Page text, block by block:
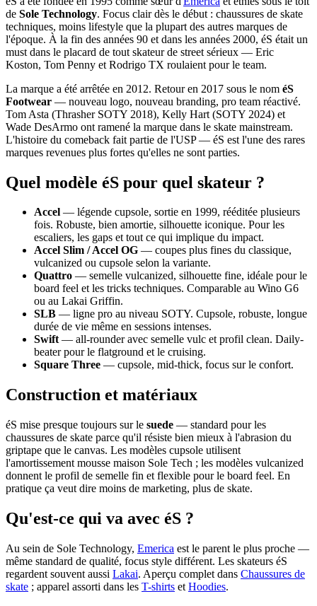
de Sole Technology. Focus clair dès le début : chaussures de skate
techniques, moins lifestyle que la plupart des autres marques de
l'époque. À la fin des années 90 et dans les années 2000, éS était un
must dans le placard de tout skateur de street sérieux — Eric
Koston, Tom Penny et Rodrigo TX roulaient pour le team.
La marque a été arrêtée en 2012. Retour en 2017 sous le nom éS
Footwear — nouveau logo, nouveau branding, pro team réactivé.
Tom Asta (Thrasher SOTY 2018), Kelly Hart (SOTY 2024) et
Wade DesArmo ont ramené la marque dans le skate mainstream.
L'histoire du comeback fait partie de l'USP — éS est l'une des rares
marques revenues plus fortes qu'elles ne sont parties.
Quel modèle éS pour quel skateur ?
Accel — légende cupsole, sortie en 1999, rééditée plusieurs
fois. Robuste, bien amortie, silhouette iconique. Pour les
escaliers, les gaps et tout ce qui implique du impact.
Accel Slim / Accel OG — coupes plus fines du classique,
vulcanized ou cupsole selon la variante.
Quattro — semelle vulcanized, silhouette fine, idéale pour le
board feel et les tricks techniques. Comparable au Wino G6
ou au Lakai Griffin.
SLB — ligne pro au niveau SOTY. Cupsole, robuste, longue
durée de vie même en sessions intenses.
Swift— all-rounder avec semelle vulc et profil clean. Daily-
beater pour le flatground et le cruising.
Square Three — cupsole, mid-thick, focus sur le confort.
Construction et matériaux
éS mise presque toujours sur le suede — standard pour les
chaussures de skate parce qu'il résiste bien mieux à l'abrasion du
griptape que le canvas. Les modèles cupsole utilisent
l'amortissement mousse maison Sole Tech ; les modèles vulcanized
donnent le profil de semelle fin et flexible pour le board feel. En
pratique ça veut dire moins de marketing, plus de skate.
Qu'est-ce qui va avec éS ?
Au sein de Sole Technology, Emerica est le parent le plus proche —
même standard de qualité, focus style différent. Les skateurs éS
regardent souvent aussi Lakai. Aperçu complet dans Chaussures de
skate ; apparel assorti dans les T-shirts et Hoodies.